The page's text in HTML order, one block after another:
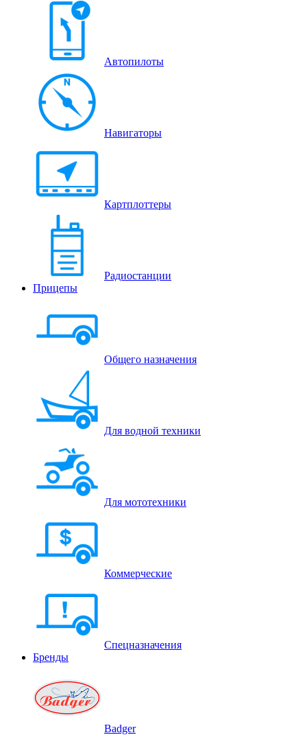
Автопилоты
Навигаторы
Картплоттеры
Радиостанции
Прицепы
Общего назначения
Для водной техники
Для мототехники
Коммерческие
Спецназначения
Бренды
Badger